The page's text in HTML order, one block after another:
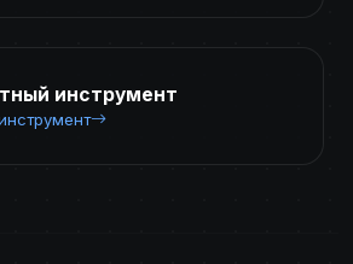
инструмент